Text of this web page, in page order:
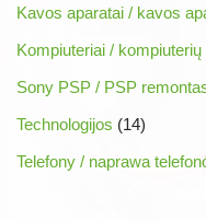
Kavos aparatai / kavos
Kompiuteriai /
Sony PSP / PSP
Technologijos (14)
Telefony / naprawa